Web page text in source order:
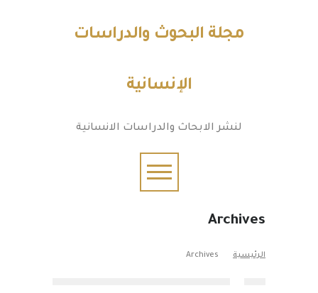
مجلة البحوث والدراسات
الإنسانية
لنشر الابحاث والدراسات الانسانية
Archives
الرئيسية Archives